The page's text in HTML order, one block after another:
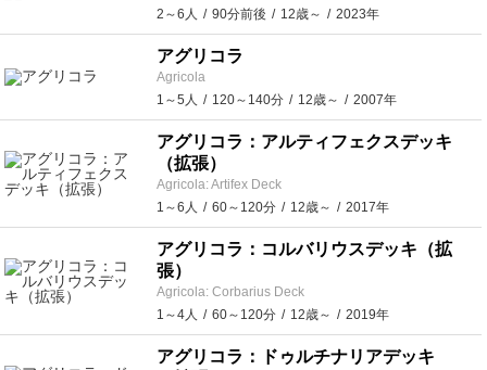
2～6人
90分前後 12歳～ 2023年
アグリコラ
Agricola
1～5人
120～140分 12歳～ 2007年
アグリコラ：アルティフェクスデッキ
（拡張）
Agricola: Artifex Deck
1～6人
60～120分 12歳～ 2017年
アグリコラ：コルバリウスデッキ（拡
張）
Agricola: Corbarius Deck
1～4人
60～120分 12歳～ 2019年
アグリコラ：ドゥルチナリアデッキ